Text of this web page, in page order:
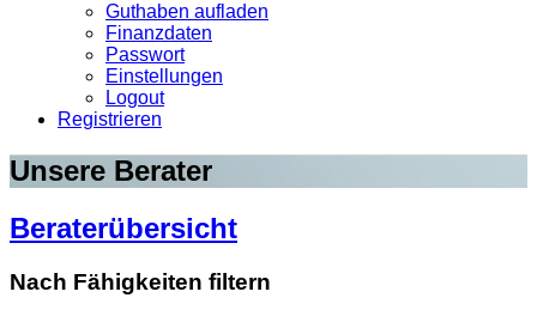
Guthaben aufladen
Finanzdaten
Passwort
Einstellungen
Logout
Registrieren
Unsere Berater
Beraterübersicht
Nach Fähigkeiten filtern